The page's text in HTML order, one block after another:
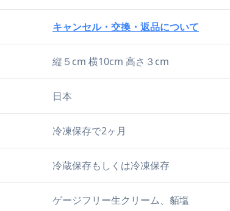
キャンセル・交換・返品について
縦５cm 横10cm 高さ３cm
日本
冷凍保存で2ヶ月
冷蔵保存もしくは冷凍保存
ゲージフリー生クリーム、貊塩